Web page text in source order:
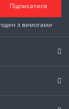
Підписатися
з вимогами